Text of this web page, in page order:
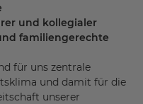
und kollegialer
familiengerechte
für uns zentrale
und damit für die
unserer